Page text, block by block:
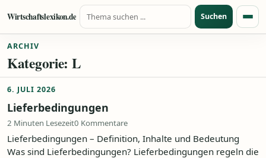
Zum Inhalt springen
Wirtschaftslexikon.de
Suche nach:
Suchen
ARCHIV
Kategorie: L
6. JULI 2026
Lieferbedingungen
2 Minuten Lesezeit0 Kommentare
Lieferbedingungen – Definition, Inhalte und Bedeutung
Was sind Lieferbedingungen? Lieferbedingungen regeln die